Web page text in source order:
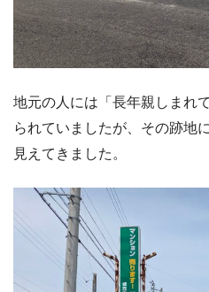
地元の人には「長年親しまれ
られていましたが、その跡地
見えてきました。